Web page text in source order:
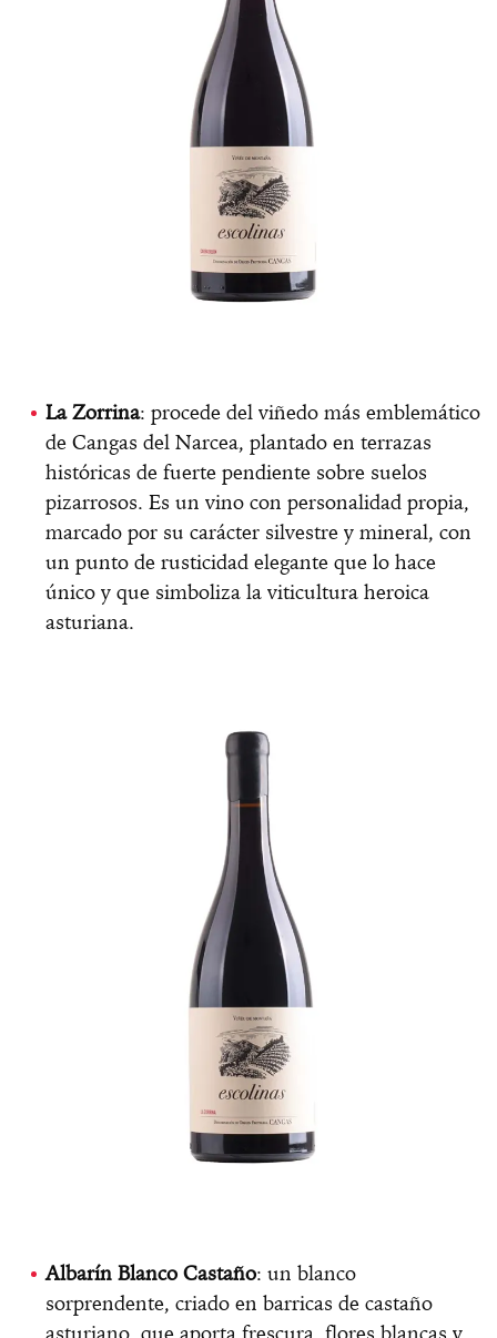
La Zorrina: procede del viñedo más emblemático
de Cangas del Narcea, plantado en terrazas
históricas de fuerte pendiente sobre suelos
pizarrosos. Es un vino con personalidad propia,
marcado por su carácter silvestre y mineral, con
un punto de rusticidad elegante que lo hace
único y que simboliza la viticultura heroica
asturiana.
Albarín Blanco Castaño: un blanco
sorprendente, criado en barricas de castaño
asturiano, que aporta frescura, flores blancas y